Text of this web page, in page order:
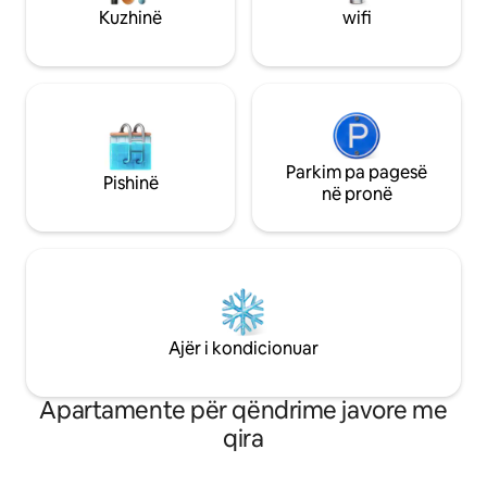
Kuzhinë wifi
Pishinë
Parkim pa pagesë
në pronë
Ajër i kondicionuar
Apartamente për qëndrime javore me
qira